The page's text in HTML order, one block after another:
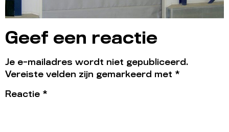
Geef een reactie
Je e-mailadres wordt niet gepubliceerd.
Vereiste velden zijn gemarkeerd met *
Reactie *